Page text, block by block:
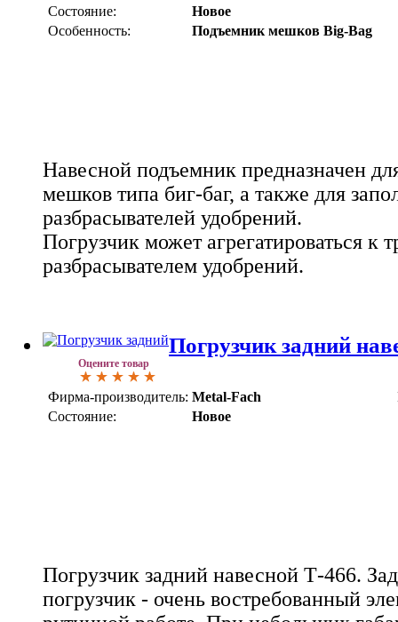
Состояние:
Новое
Особенность:
Подъемник мешков Big-Bag
Навесной подъемник предназначен
мешков типа биг-баг, а также для
разбрасывателей удобрений.
Погрузчик может агрегатироваться к
разбрасывателем удобрений.
Оцените товар
Погрузчик задний
Фирма-производитель: Metal-Fach
Состояние:
Новое
Погрузчик задний навесной Т-466.
погрузчик - очень востребованный